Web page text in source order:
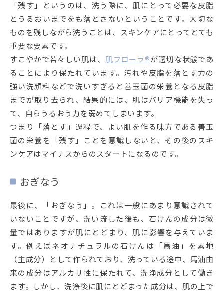
「残す」というのは、洗う際に、肌にとって必要な皮脂
とうるおいまでをも落とさないということです。大切な
ものを残しながら洗うことは、スキンケアにとってとても
重要な要素です。
すこやかで若々しい肌は、 肌フローラ®が適切な状態であ
ることにより保たれています。汚れや皮脂を落とす力の
強い洗顔料などで洗いすぎると善玉菌の栄養となる皮脂
までが取り去られ、結果的には、肌はバリア機能を失っ
て、自らうるおう力を弱めてしまいます。
つまり「落とす」過程で、よい肌を作る味方である善玉
菌の栄養を「残す」ことを意識しないと、その後のスキ
ンケアはマイナスからのスタートになるのです。
おぎなう
最後に、「おぎなう」。これは一般にあまり意識されて
いないことですが、洗い流した後も、石けんの成分は微
量ではありますが肌にとどまり、肌に影響を与えていま
す。例えばネオナチュラルの石けんは「馬油」を素地
（主成分）として作られており、洗っている途中、馬油由
来の成分はアルカリ性に保たれて、洗浄成分として働き
ます。しかし、洗浄後に肌にとどまった成分は、肌の上で